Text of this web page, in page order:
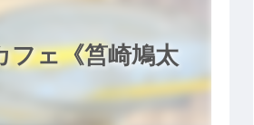
フェ《筥崎鳩太